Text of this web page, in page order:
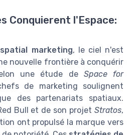
Conquierent l'Espace:
spatial marketing, le ciel n'est
nouvelle frontière à conquérir
une étude de Space for
de marketing soulignent
des partenariats spatiaux.
Bull et de son projet Stratos,
ont propulsé la marque vers